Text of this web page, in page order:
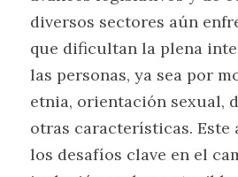
diversos sectores aún
que dificultan la plena
las personas, ya sea por
etnia, orientación sexual,
otras características.
los desafíos clave en el